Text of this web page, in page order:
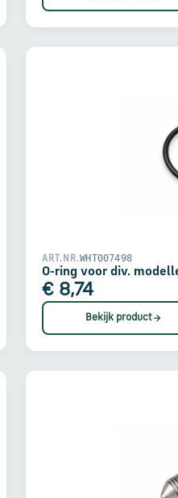
ART.NR.WHT007498
O-ring voor div.
€ 8,74
Bekijk product